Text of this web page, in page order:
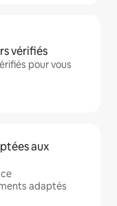
vérifiés
pour vous
aux
adaptés